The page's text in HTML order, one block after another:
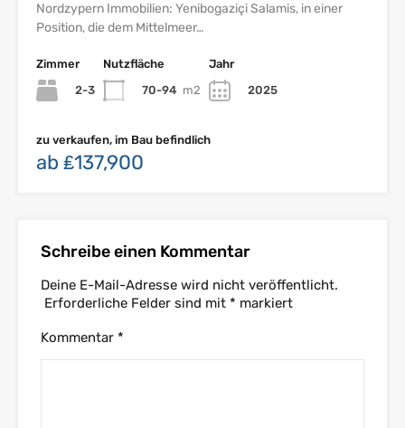
Nordzypern Immobilien: Yenibogaziçi Salamis, in einer
Position, die dem Mittelmeer…
Zimmer
2-3
Nutzfläche
70-94 m2
Jahr
2025
zu verkaufen, im Bau befindlich
ab ₤137,900
Schreibe einen Kommentar
Deine E-Mail-Adresse wird nicht veröffentlicht.
Erforderliche Felder sind mit * markiert
Kommentar *